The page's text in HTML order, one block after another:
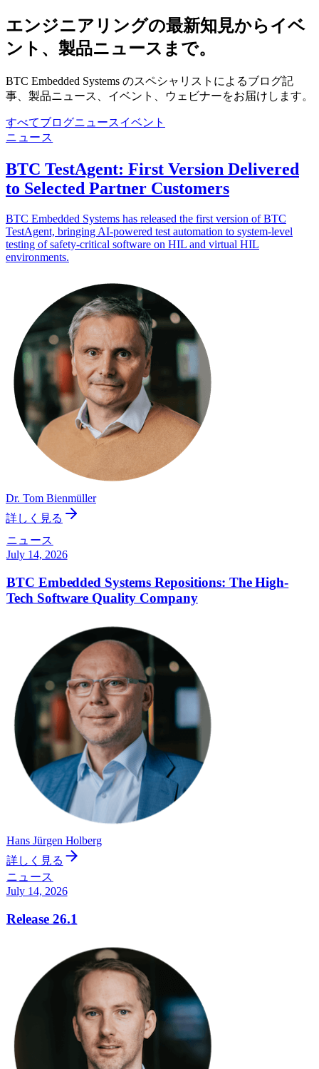
エンジニアリングの最新知見からイベ
ント、製品ニュースまで。
BTC Embedded Systems のスペシャリストによるブログ記
事、製品ニュース、イベント、ウェビナーをお届けします。
すべてブログニュースイベント
ニュース
BTC TestAgent: First Version Delivered
to Selected Partner Customers
BTC Embedded Systems has released the first version of BTC
TestAgent, bringing AI-powered test automation to system-level
testing of safety-critical software on HIL and virtual HIL
environments.
Dr. Tom Bienmüller
詳しく見る
ニュース
July 14, 2026
BTC Embedded Systems Repositions: The High-
Tech Software Quality Company
Hans Jürgen Holberg
詳しく見る
ニュース
July 14, 2026
Release 26.1